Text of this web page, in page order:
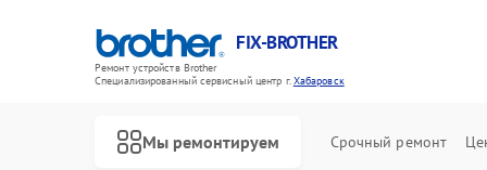
FIX-BROTHER
Ремонт устройств Brother
Специализированный cервисный центр г.Хабаровск
Мы ремонтируем Срочный ремонт